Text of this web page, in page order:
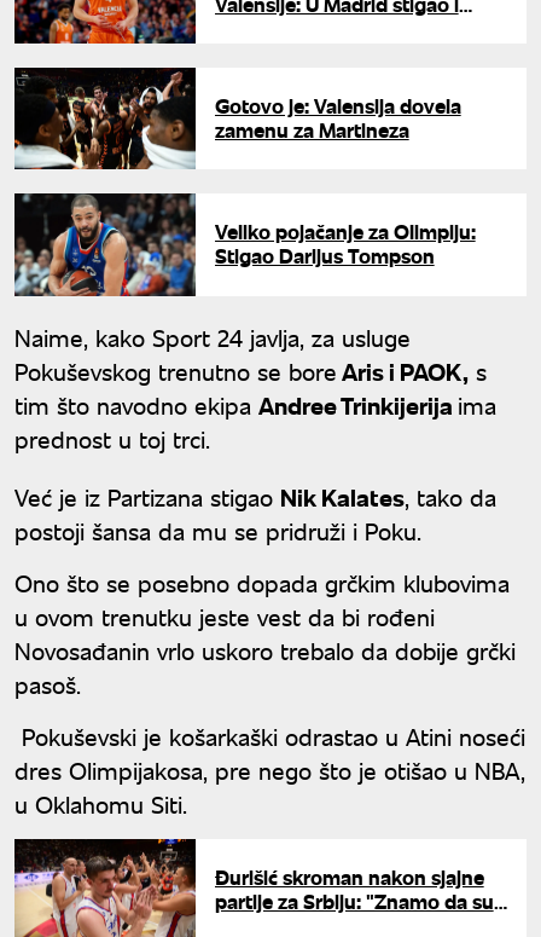
Gotovo je: Valensija dovela
zamenu za Martineza
Veliko pojačanje za Olimpiju:
Stigao Darijus Tompson
Naime, kako Sport 24 javlja, za usluge
Pokuševskog trenutno se boreAris i PAOK, s
tim što navodno ekipa Andree Trinkijerija ima
prednost u toj trci.
Već je iz Partizana stigao Nik Kalates, tako da
postoji šansa da mu se pridruži i Poku.
Ono što se posebno dopada grčkim klubovima
u ovom trenutku jeste vest da bi rođeni
Novosađanin vrlo uskoro trebalo da dobije grčki
pasoš.
Pokuševski je košarkaški odrastao u Atini noseći
dres Olimpijakosa, pre nego što je otišao u NBA,
u Oklahomu Siti.
Đurišić skroman nakon sjajne
partije za Srbiju: "Znamo da su